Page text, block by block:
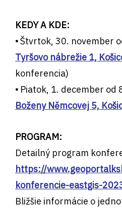
KEDY A KDE:
•Štvrtok, 30. november
Tyršovo nábrežie 1,
konferencia)
• Piatok, 1. december od
Boženy Němcovej 5,
PROGRAM:
Detailný program
https://
konferencie-eastgis-
Bližšie informácie o